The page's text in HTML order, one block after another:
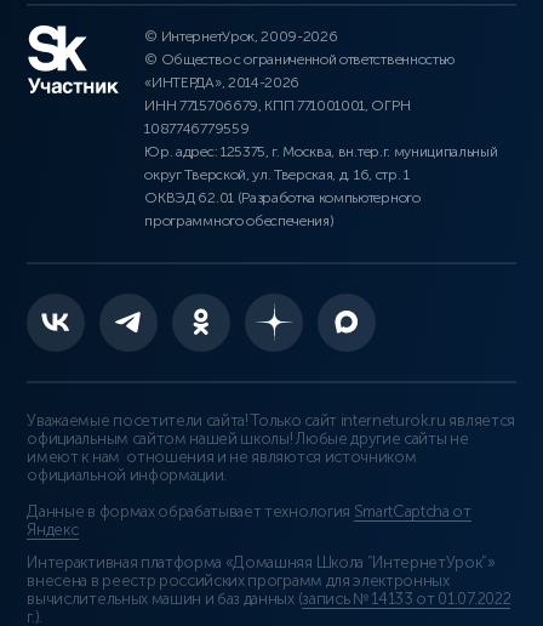
© ИнтернетУрок, 2009-2026
© Общество с ограниченной ответственностью
«ИНТЕРДА», 2014-2026
ИНН 7715706679, КПП 771001001, ОГРН
1087746779559
Юр. адрес: 125375, г. Москва, вн.тер.г. муниципальный
округ Тверской, ул. Тверская, д. 16, стр. 1
ОКВЭД 62.01 (Разработка компьютерного
программного обеспечения)
Уважаемые посетители сайта! Только сайт interneturok.ru является
официальным сайтом нашей школы! Любые другие сайты не
имеют к нам отношения и не являются источником
официальной информации.
Данные в формах обрабатывает технология SmartCaptcha от
Яндекс
Интерактивная платформа «Домашняя Школа “ИнтернетУрок”»
внесена в реестр российских программ для электронных
вычислительных машин и баз данных (запись № 14133 от 01.07.2022
г.).